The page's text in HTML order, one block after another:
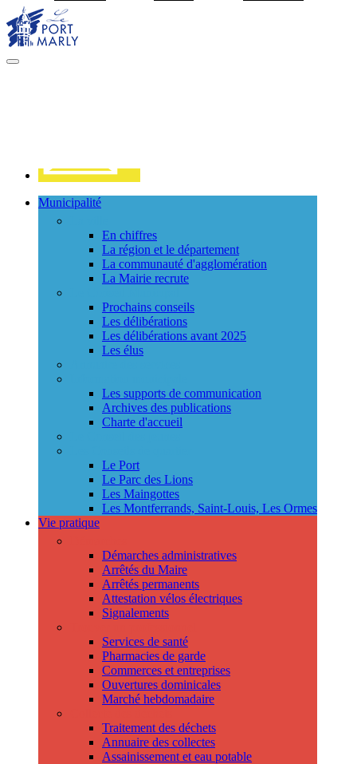
MENU
Municipalité
En chiffres
La région et le département
La communauté d'agglomération
La Mairie recrute
Prochains conseils
Les délibérations
Les délibérations avant 2025
Les élus
Les supports de communication
Archives des publications
Charte d'accueil
Le Port
Le Parc des Lions
Les Maingottes
Les Montferrands, Saint-Louis, Les Ormes
Vie pratique
Démarches administratives
Arrêtés du Maire
Arrêtés permanents
Attestation vélos électriques
Signalements
Services de santé
Pharmacies de garde
Commerces et entreprises
Ouvertures dominicales
Marché hebdomadaire
Traitement des déchets
Annuaire des collectes
Assainissement et eau potable